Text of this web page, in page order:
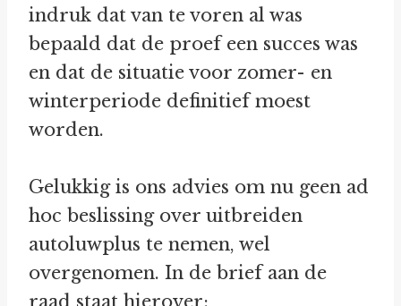
indruk dat van te voren al was
bepaald dat de proef een succes was
en dat de situatie voor zomer- en
winterperiode definitief moest
worden.
Gelukkig is ons advies om nu geen ad
hoc beslissing over uitbreiden
autoluwplus te nemen, wel
overgenomen. In de brief aan de
raad staat hierover: